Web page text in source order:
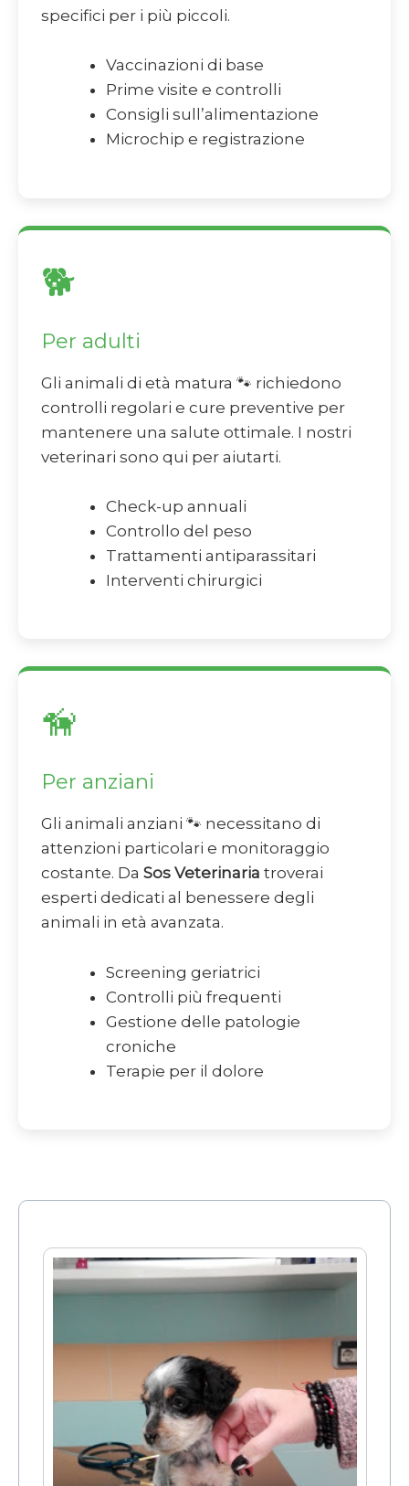
specifici per i più piccoli.
Vaccinazioni di base
Prime visite e controlli
Consigli sull’alimentazione
Microchip e registrazione
🐕
Per adulti
Gli animali di età matura 🐾 richiedono
controlli regolari e cure preventive per
mantenere una salute ottimale. I nostri
veterinari sono qui per aiutarti.
Check-up annuali
Controllo del peso
Trattamenti antiparassitari
Interventi chirurgici
🦮
Per anziani
Gli animali anziani 🐾 necessitano di
attenzioni particolari e monitoraggio
costante. Da Sos Veterinaria troverai
esperti dedicati al benessere degli
animali in età avanzata.
Screening geriatrici
Controlli più frequenti
Gestione delle patologie
croniche
Terapie per il dolore